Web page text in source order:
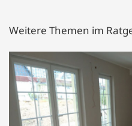
Weitere Themen im